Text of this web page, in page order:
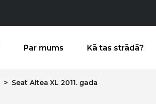
Par mums Kā tas strādā?
> Seat Altea XL 2011. gada